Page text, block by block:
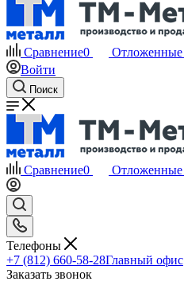
Сравнение0 Отложенные
Войти
Поиск
Сравнение0 Отложенные
Телефоны
+7 (812) 660-58-28Главный офис
Заказать звонок